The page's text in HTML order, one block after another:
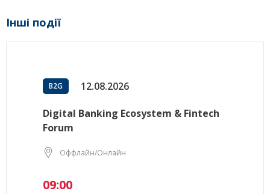
Інші події
B2G 12.08.2026
Digital Banking Ecosystem & Fintech
Forum
Оффлайн/Онлайн
09:00